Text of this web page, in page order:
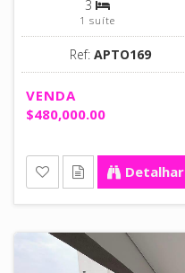
3
1 suíte
Ref: APTO169
VENDA
$480,000.00
Detalhar